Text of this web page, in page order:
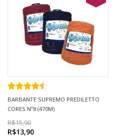
BARBANTE SUPREMO PREDILETTO
CORES Nº8 (470M)
R$15,90
R$13,90